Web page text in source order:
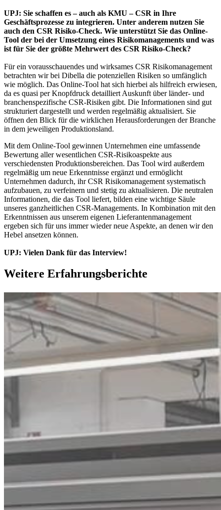
UPJ: Sie schaffen es – auch als KMU – CSR in Ihre
Geschäftsprozesse zu integrieren. Unter anderem nutzen Sie
auch den CSR Risiko-Check. Wie unterstützt Sie das Online-
Tool der bei der Umsetzung eines Risikomanagements und was
ist für Sie der größte Mehrwert des CSR Risiko-Check?
Für ein vorausschauendes und wirksames CSR Risikomanagement
betrachten wir bei Dibella die potenziellen Risiken so umfänglich
wie möglich. Das Online-Tool hat sich hierbei als hilfreich erwiesen,
da es quasi per Knopfdruck detailliert Auskunft über länder- und
branchenspezifische CSR-Risiken gibt. Die Informationen sind gut
strukturiert dargestellt und werden regelmäßig aktualisiert. Sie
öffnen den Blick für die wirklichen Herausforderungen der Branche
in dem jeweiligen Produktionsland.
Mit dem Online-Tool gewinnen Unternehmen eine umfassende
Bewertung aller wesentlichen CSR-Risikoaspekte aus
verschiedensten Produktionsbereichen. Das Tool wird außerdem
regelmäßig um neue Erkenntnisse ergänzt und ermöglicht
Unternehmen dadurch, ihr CSR Risikomanagement systematisch
aufzubauen, zu verfeinern und stetig zu aktualisieren. Die neutralen
Informationen, die das Tool liefert, bilden eine wichtige Säule
unseres ganzheitlichen CSR-Managements. In Kombination mit den
Erkenntnissen aus unserem eigenen Lieferantenmanagement
ergeben sich für uns immer wieder neue Aspekte, an denen wir den
Hebel ansetzen können.
UPJ: Vielen Dank für das Interview!
Weitere Erfahrungsberichte